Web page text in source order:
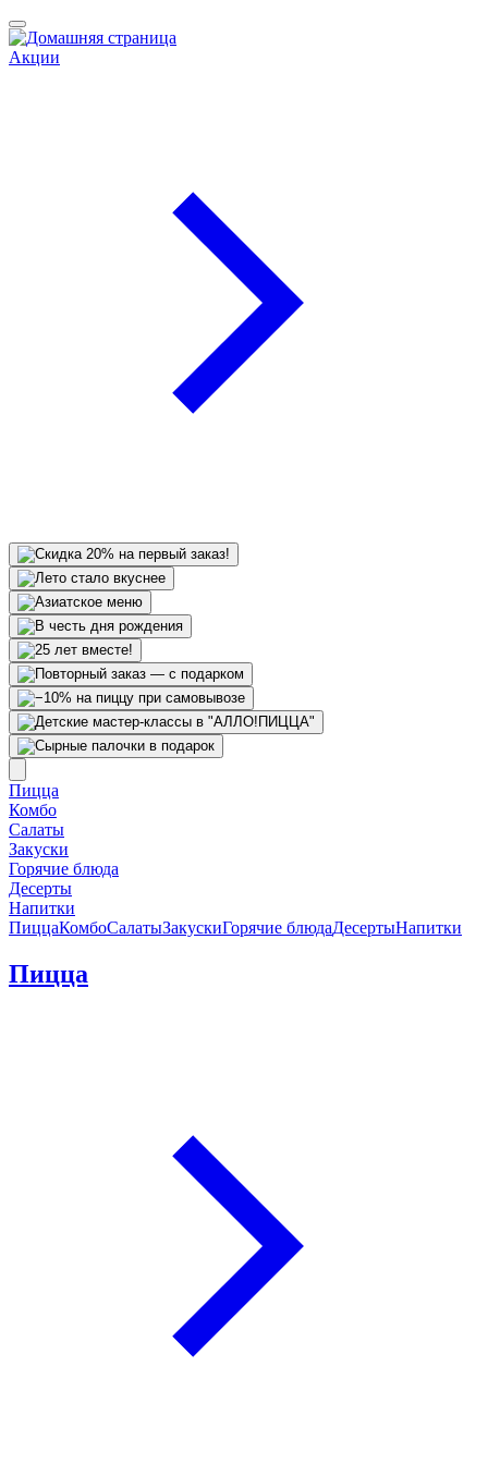
Акции
Пицца
Комбо
Салаты
Закуски
Горячие блюда
Десерты
Напитки
ПиццаКомбоСалатыЗакускиГорячие блюдаДесертыНапитки
Пицца